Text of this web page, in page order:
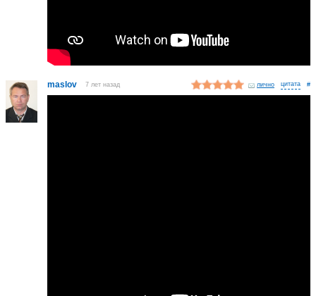
maslov 7 лет назад лично #